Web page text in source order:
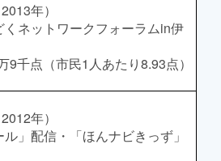
年）
ネットワークフォーラムin伊
千点（市民1人あたり8.93点）
年）
」配信・「ほんナビきっず」